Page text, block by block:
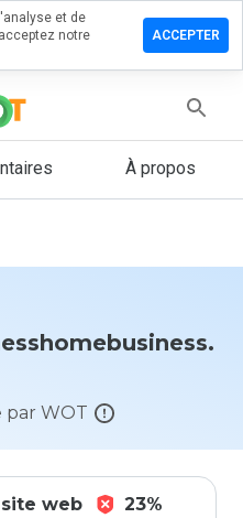
À propos
par WOT
web 23%
et de
notre
ACCEPTER